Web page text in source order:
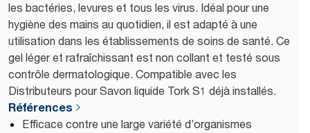
les bactéries, levures et tous les virus. Idéal pour une
hygiène des mains au quotidien, il est adapté à une
utilisation dans les établissements de soins de santé. Ce
gel léger et rafraîchissant est non collant et testé sous
contrôle dermatologique. Compatible avec les
Distributeurs pour Savon liquide Tork S1 déjà installés.
Références
Efficace contre une large variété d’organismes